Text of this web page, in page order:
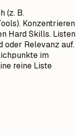
(z. B.
Konzentrieren
Hard Skills. Listen
oder Relevanz auf.
im
reine Liste